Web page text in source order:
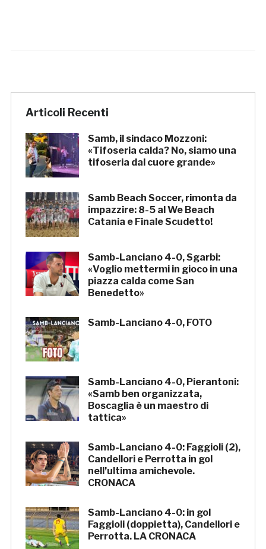
Articoli Recenti
Samb, il sindaco Mozzoni:
«Tifoseria calda? No, siamo una
tifoseria dal cuore grande»
Samb Beach Soccer, rimonta da
impazzire: 8-5 al We Beach
Catania e Finale Scudetto!
Samb-Lanciano 4-0, Sgarbi:
«Voglio mettermi in gioco in una
piazza calda come San
Benedetto»
Samb-Lanciano 4-0, FOTO
Samb-Lanciano 4-0, Pierantoni:
«Samb ben organizzata,
Boscaglia è un maestro di
tattica»
Samb-Lanciano 4-0: Faggioli (2),
Candellori e Perrotta in gol
nell’ultima amichevole.
CRONACA
Samb-Lanciano 4-0: in gol
Faggioli (doppietta), Candellori e
Perrotta. LA CRONACA